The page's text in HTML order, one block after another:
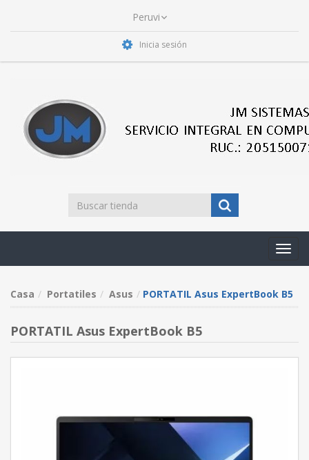
Inicia sesión
Casa Portatiles Asus PORTATIL Asus ExpertBook B5
PORTATIL Asus ExpertBook B5